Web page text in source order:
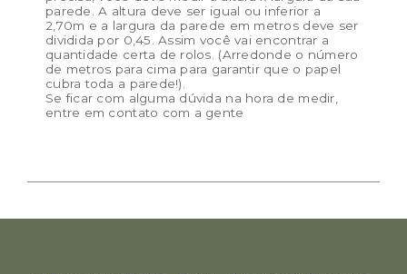
parede. A altura deve ser igual ou inferior a
2,70m e a largura da parede em metros deve ser
dividida por 0,45. Assim você vai encontrar a
quantidade certa de rolos. (Arredonde o número
de metros para cima para garantir que o papel
cubra toda a parede!).
Se ficar com alguma dúvida na hora de medir,
entre em contato com a gente